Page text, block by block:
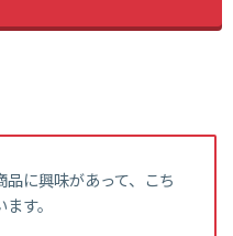
に興味があって、こち
す。